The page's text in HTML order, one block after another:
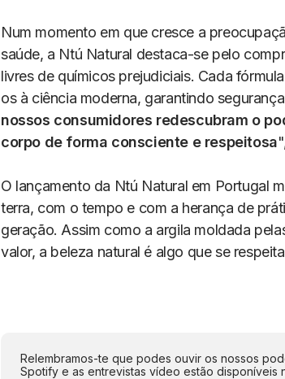
Num momento em que cresce a
saúde, a Ntú Natural destaca-se pelo
livres de químicos prejudiciais. Cada
os à ciência moderna, garantindo
nossos consumidores redescubram o
corpo de forma consciente e respeitosa
O lançamento da Ntú Natural em Portugal
terra, com o tempo e com a herança de
geração. Assim como a argila moldada
valor, a beleza natural é algo que se
Relembramos-te que podes ouvir os nossos
Spotify e as entrevistas vídeo estão disponíveis